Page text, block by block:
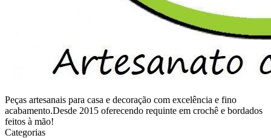
Peças artesanais para casa e decoração com excelência e fino
acabamento.Desde 2015 oferecendo requinte em crochê e bordados
feitos à mão!
Categorias